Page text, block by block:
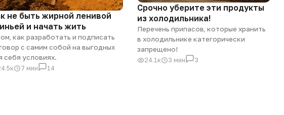
не быть жирной ленивой
и начать жить
как разработать и подписать
с самим собой на выгодных
себя условиях.
7 мин 14
Срочно уберите эти продукты
из холодильника!
Перечень припасов, которые хранить
в холодильнике категорически
запрещено!
24.1к 3 мин 3